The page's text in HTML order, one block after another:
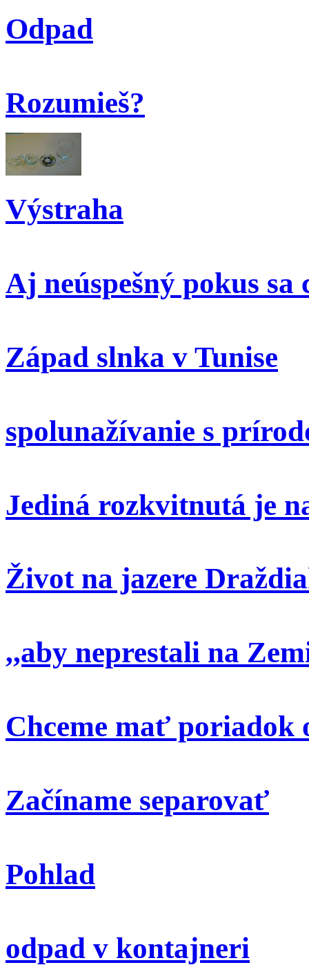
Odpad
Rozumieš?
Výstraha
Aj neúspešný pokus sa
Západ slnka v Tunise
spolunažívanie s
Jediná rozkvitnutá je
Život na jazere
,,aby neprestali na
Chceme mať poriadok
Začíname separovať
Pohlad
odpad v kontajneri